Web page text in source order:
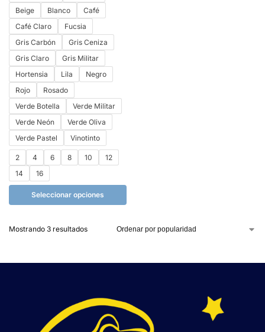
Beige
Blanco
Café
Café Claro
Fucsia
Gris Carbón
Gris Ceniza
Gris Claro
Gris Militar
Hortensia
Lila
Negro
Rojo
Rosado
Verde Botella
Verde Militar
Verde Neón
Verde Oliva
Verde Pastel
Vinotinto
2 4 6 8 10
12
14
16
Seleccionar opciones
Mostrando 3 resultados